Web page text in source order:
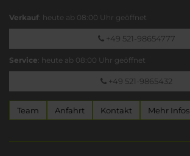
Verkauf: heute ab 08:00 Uhr geöffnet
+49 521-98654777
Service: heute ab 08:00 Uhr geöffnet
+49 521-9865432
Team Anfahrt Kontakt Mehr Infos